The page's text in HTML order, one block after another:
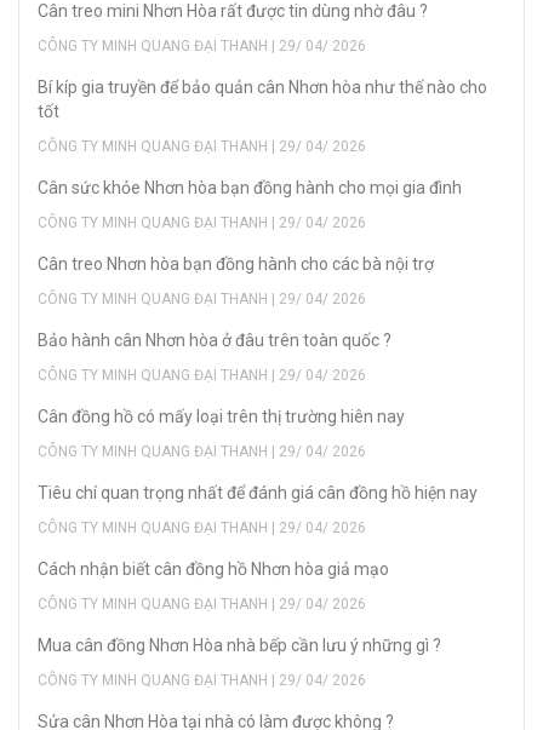
Cân treo mini Nhơn Hòa rất được tin dùng nhờ đâu ?
CÔNG TY MINH QUANG ĐẠI THANH | 29/ 04/ 2026
Bí kíp gia truyền để bảo quản cân Nhơn hòa như thế nào cho
tốt
CÔNG TY MINH QUANG ĐẠI THANH | 29/ 04/ 2026
Cân sức khỏe Nhơn hòa bạn đồng hành cho mọi gia đình
CÔNG TY MINH QUANG ĐẠI THANH | 29/ 04/ 2026
Cân treo Nhơn hòa bạn đồng hành cho các bà nội trợ
CÔNG TY MINH QUANG ĐẠI THANH | 29/ 04/ 2026
Bảo hành cân Nhơn hòa ở đâu trên toàn quốc ?
CÔNG TY MINH QUANG ĐẠI THANH | 29/ 04/ 2026
Cân đồng hồ có mấy loại trên thị trường hiên nay
CÔNG TY MINH QUANG ĐẠI THANH | 29/ 04/ 2026
Tiêu chí quan trọng nhất để đánh giá cân đồng hồ hiện nay
CÔNG TY MINH QUANG ĐẠI THANH | 29/ 04/ 2026
Cách nhận biết cân đồng hồ Nhơn hòa giả mạo
CÔNG TY MINH QUANG ĐẠI THANH | 29/ 04/ 2026
Mua cân đồng Nhơn Hòa nhà bếp cần lưu ý những gì ?
CÔNG TY MINH QUANG ĐẠI THANH | 29/ 04/ 2026
Sửa cân Nhơn Hòa tại nhà có làm được không ?